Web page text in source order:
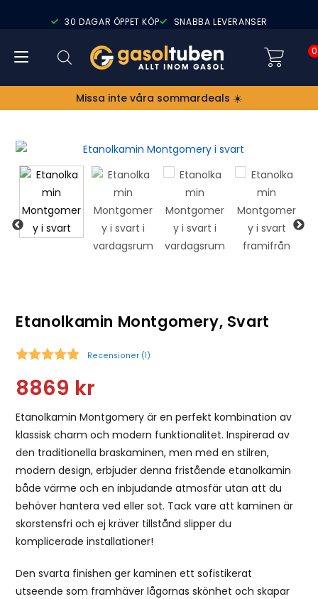
30 DAGAR ÖPPET KÖP SNABBA LEVERANSER
0
Missa inte våra sommardeals ☀️
Etanolkamin Montgomery, Svart
Recensioner (1)
8869 kr
Etanolkamin Montgomery är en perfekt kombination av
klassisk charm och modern funktionalitet. Inspirerad av
den traditionella braskaminen, men med en stilren,
modern design, erbjuder denna fristående etanolkamin
både värme och en inbjudande atmosfär utan att du
behöver hantera ved eller sot. Tack vare att kaminen är
skorstensfri och ej kräver tillstånd slipper du
komplicerade installationer!
Den svarta finishen ger kaminen ett sofistikerat
utseende som framhäver lågornas skönhet och skapar